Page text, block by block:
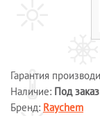
Обогрев пандусов
Обогрев
резервуаров
Шкафы управления
Гарантия
Наличие: Под заказ
Бренд: Raychem